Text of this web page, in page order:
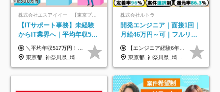
株式会社エスアイイー 【東京プロマーケット上場】
【ITサポート事務】未経験
からIT業界へ｜平均年収517
万円｜ホワイト企業認定｜
年休134日｜リモートOK
＼平均年収517万円！入社5年目まで毎年必ず昇給／ ■賞与年3回 ■年収800万円以上も可 ■入社3年以上の平均年収469.2万円 月給23万2000円以上＋賞与年3回＋各種手当 ☆入社5年目まで最大1万5000円の定期昇給を確約 ┃各種手当充実 ・規定の資格を取得すれば、2000円～5万円を毎月支給（2万4000円～60万円／年） ・研修中に取得した取得率95％の資格でも研修後の給料UP ※月給は年齢・経験・能力を考慮して、優遇いたします ※上記月給金額は固定残業代（20時間/3万1300円円以上）を含み、超過分は別途支給いたします ※試用期間（6ヶ月）は月給に変動はありますが、その他待遇に差異はありません ├入社後1ヶ月～3ヶ月間は、月給20万1900円となります └上記金額は固定残業代（10時間／1万6000円）を含み、超過分は別途支給いたします
東京都_神奈川県_埼玉県_千葉県_大阪府_愛知県_北海道_青森県_岩手県_宮城県_秋田県_山形県_福島県_茨城県_栃木県_群馬県_新潟県_山梨県_長野県_富山県_石川県_福井県_静岡県_岐阜県_三重県_兵庫県_京都府_滋賀県_奈良県_和歌山県_広島県_岡山県_鳥取県_島根県_山口県_徳島県_香川県_愛媛県_高知県_福岡県_熊本県_佐賀県_長崎県_大分県_宮崎県_鹿児島県_沖縄県
株式会社ルトラ
開発エンジニア｜面接1回｜
月給46万円～可｜フルリモ
ートも可｜案件選択制｜定
着率96％以上｜副業OK｜住
宅手当
【エンジニア経験6年以上の方】 月給46万円～100万円（固定残業代含む） ※上記月給には月30時間分の固定残業代（月8万7,400円～月19万円）を含む。超過分は全額支給。 【エンジニア経験4年以上の方】 月給42万円～100万円（固定残業代含む） ※上記月給には月30時間分の固定残業代（月7万9,800円～月19万円）を含む。超過分は全額支給。 【エンジニア経験4年未満の方】 月給38万円～100万円（固定残業代含む） ※上記月給には月30時間分の固定残業代（月7万2,200円～月19万円）を含む。超過分は全額支給。 ※経験、スキル、前職給与などを踏まえて決定。 ◆ルトラの給与制度のポイント！◆ ・社員の95%が入社時に年収UP！最高で300万円UPの実績も ・平均還元率86.3%（交通費・住宅手当・会社負担分の社保も含む） ・人柄やポテンシャルを評価し、スキル以上の希望年収を提示することも ・退職金制度やリファラル手当（平均50万円）あり
東京都_神奈川県_埼玉県_千葉県_大阪府_愛知県_北海道_青森県_岩手県_宮城県_秋田県_山形県_福島県_茨城県_栃木県_群馬県_新潟県_山梨県_長野県_富山県_石川県_福井県_静岡県_岐阜県_三重県_兵庫県_京都府_滋賀県_奈良県_和歌山県_広島県_岡山県_鳥取県_島根県_山口県_徳島県_香川県_愛媛県_高知県_福岡県_熊本県_佐賀県_長崎県_大分県_宮崎県_鹿児島県_沖縄県